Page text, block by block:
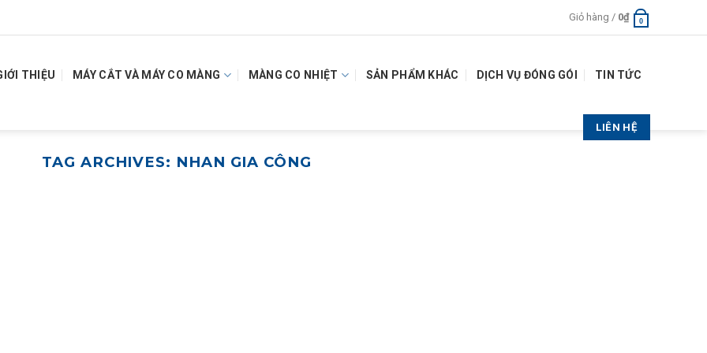
Giỏ hàng / 0₫ 0
THIỆU MÁY CẮT VÀ MÁY CO MÀNG MÀNG CO NHIỆT SẢN PHẨM KHÁC DỊCH VỤ ĐÓNG GÓI TIN TỨC
LIÊN HỆ
TAG ARCHIVES: NHAN GIA CÔNG